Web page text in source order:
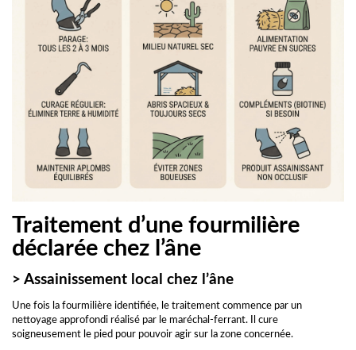
Traitement d’une fourmilière
déclarée chez l’âne
> Assainissement local chez l’âne
Une fois la fourmilière identifiée, le traitement commence par un
nettoyage approfondi réalisé par le maréchal-ferrant. Il cure
soigneusement le pied pour pouvoir agir sur la zone concernée.